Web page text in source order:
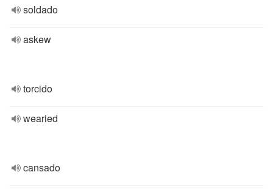
soldado
askew
torcido
wearied
cansado